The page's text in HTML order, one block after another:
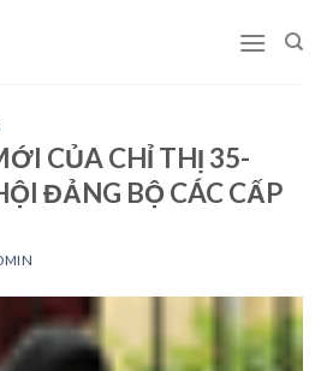
CỦA CHỈ THỊ 35-
ĐẢNG BỘ CÁC CẤP